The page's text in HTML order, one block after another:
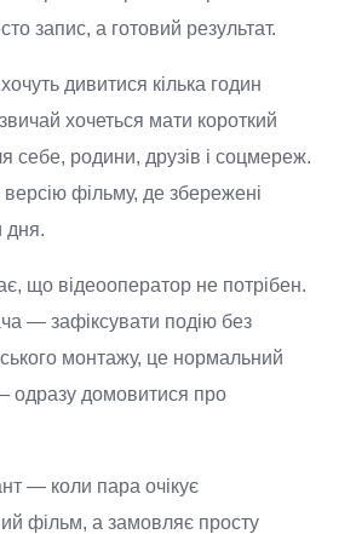
запис, а готовий результат.
дивитися кілька годин
хочеться мати короткий
себе, родини, друзів і соцмереж.
фільму, де збережені
дня.
що відеооператор не потрібен.
— зафіксувати подію без
монтажу, це нормальний
одразу домовитися про
— коли пара очікує
фільм, а замовляє просту